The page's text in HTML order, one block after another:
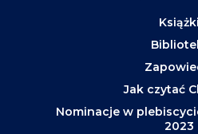
Książki
Jak czytać
Nominacje w
2023